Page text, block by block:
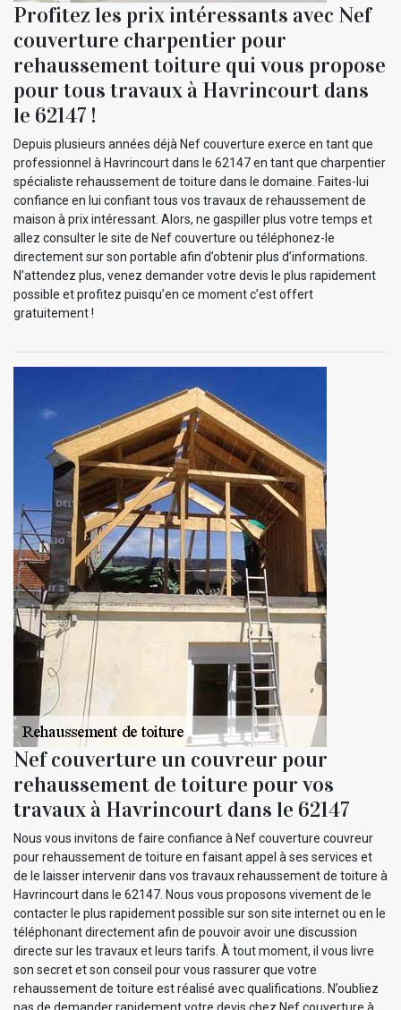
Profitez les prix intéressants avec Nef
couverture charpentier pour
rehaussement toiture qui vous propose
pour tous travaux à Havrincourt dans
le 62147 !
Depuis plusieurs années déjà Nef couverture exerce en tant que
professionnel à Havrincourt dans le 62147 en tant que charpentier
spécialiste rehaussement de toiture dans le domaine. Faites-lui
confiance en lui confiant tous vos travaux de rehaussement de
maison à prix intéressant. Alors, ne gaspiller plus votre temps et
allez consulter le site de Nef couverture ou téléphonez-le
directement sur son portable afin d’obtenir plus d’informations.
N’attendez plus, venez demander votre devis le plus rapidement
possible et profitez puisqu’en ce moment c’est offert
gratuitement !
Nef couverture un couvreur pour
rehaussement de toiture pour vos
travaux à Havrincourt dans le 62147
Nous vous invitons de faire confiance à Nef couverture couvreur
pour rehaussement de toiture en faisant appel à ses services et
de le laisser intervenir dans vos travaux rehaussement de toiture à
Havrincourt dans le 62147. Nous vous proposons vivement de le
contacter le plus rapidement possible sur son site internet ou en le
téléphonant directement afin de pouvoir avoir une discussion
directe sur les travaux et leurs tarifs. À tout moment, il vous livre
son secret et son conseil pour vous rassurer que votre
rehaussement de toiture est réalisé avec qualifications. N’oubliez